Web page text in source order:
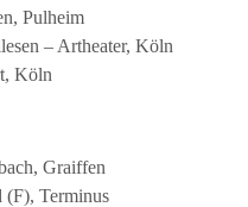
Pulheim
– Artheater, Köln
Köln
Graiffen
(F), Terminus